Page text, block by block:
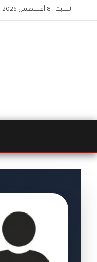
السبت , 8 أغسطس 2026